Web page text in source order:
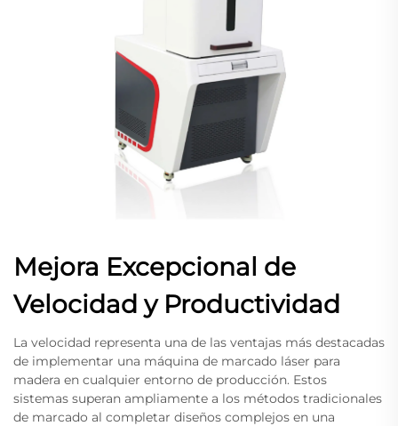
Mejora Excepcional de
Velocidad y Productividad
La velocidad representa una de las ventajas más destacadas
de implementar una máquina de marcado láser para
madera en cualquier entorno de producción. Estos
sistemas superan ampliamente a los métodos tradicionales
de marcado al completar diseños complejos en una